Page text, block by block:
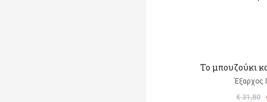
Το μπουζούκι
Έξαρχος
€ 31,80